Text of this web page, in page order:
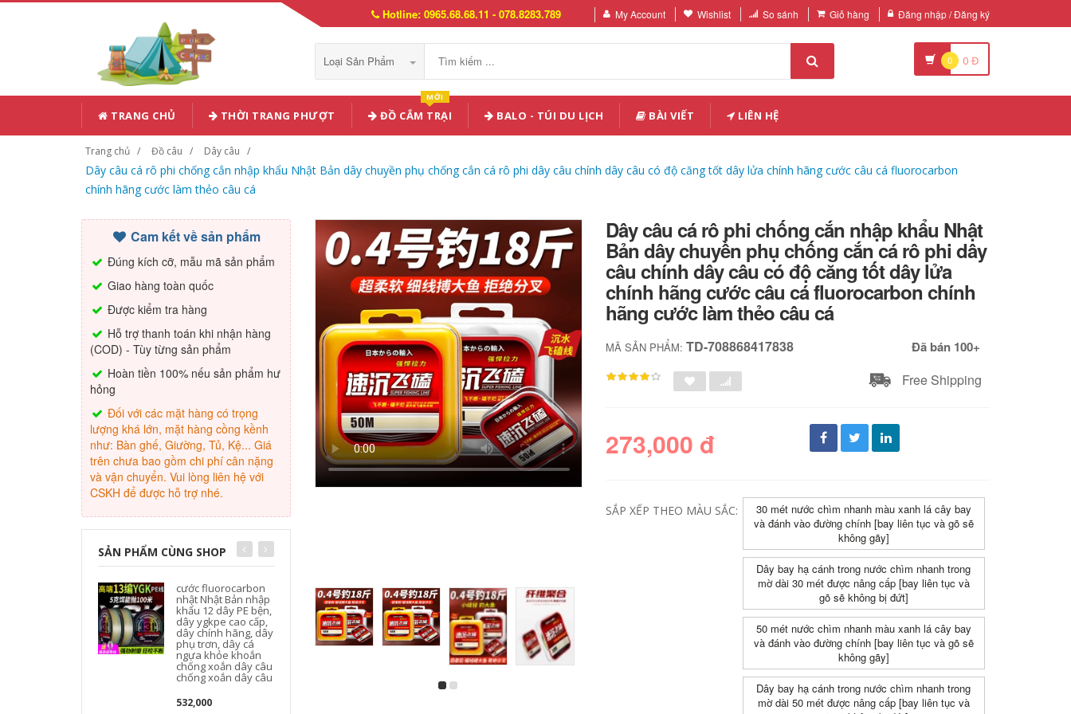
Hotline: 0965.68.68.11 - 078.8283.789 My Account Wishlist So sánh Giỏ hàng Đăng nhập / Đăng ký
Loại Sản Phẩm 0 0 Đ
TRANG CHỦ THỜI TRANG PHƯỢT ĐỒ CẮM TRẠI
MỚI
BALO - TÚI DU LỊCH BÀI VIẾT LIÊN HỆ
Trang chủ Đồ câu Dây câu
Dây câu cá rô phi chống cắn nhập khẩu Nhật Bản dây chuyền phụ chống cắn cá rô phi dây câu chính dây câu có độ căng tốt dây lửa chính hãng cước câu cá fluorocarbon
chính hãng cước làm thẻo câu cá
Cam kết về sản phẩm
Đúng kích cỡ, mẫu mã sản phẩm
Giao hàng toàn quốc
Được kiểm tra hàng
Hỗ trợ thanh toán khi nhận hàng
(COD) - Tùy từng sản phẩm
Hoàn tiền 100% nếu sản phẩm hư
hỏng
Đối với các mặt hàng có trọng
lượng khá lớn, mặt hàng cồng kềnh
như: Bàn ghế, Giường, Tủ, Kệ... Giá
trên chưa bao gồm chi phí cân nặng
và vận chuyển. Vui lòng liên hệ với
CSKH để được hỗ trợ nhé.
SẢN PHẨM CÙNG SHOP
cước fluorocarbon
nhật Nhật Bản nhập
khẩu 12 dây PE bện,
dây ygkpe cao cấp,
dây chính hãng, dây
phụ trơn, dây cá
ngựa khỏe khoắn
chống xoắn dây câu
chống xoắn dây câu
532,000
Bộ dây câu Toray
dây câu thành
phẩm chính Bộ dây
nylon Bộ đầy đủ
dây buộc cao cấp
cạnh tranh dây câu
Dây câu PE cao cấp
nhập khẩu Nhật
Bản, dây câu chìm,
dây câu chìm trơn
chuyên dụng, dây
câu chìm trơn, dây
câu chịu mài mòn
chắc chắn cước câu
Dây câu cá rô phi chống cắn nhập khẩu Nhật
Bản dây chuyền phụ chống cắn cá rô phi dây
câu chính dây câu có độ căng tốt dây lửa
chính hãng cước câu cá fluorocarbon chính
hãng cước làm thẻo câu cá
MÃ SẢN PHẨM:TD-708868417838 Đã bán 100+
Free Shipping
273,000 đ
SẮP XẾP THEO MÀU SẮC:
30 mét nước chìm nhanh màu xanh lá cây bay
và đánh vào đường chính [bay liên tục và gõ sẽ
không gãy]
Dây bay hạ cánh trong nước chìm nhanh trong
mờ dài 30 mét được nâng cấp [bay liên tục và
gõ sẽ không bị đứt]
50 mét nước chìm nhanh màu xanh lá cây bay
và đánh vào đường chính [bay liên tục và gõ sẽ
không gãy]
Dây bay hạ cánh trong nước chìm nhanh trong
mờ dài 50 mét được nâng cấp [bay liên tục và